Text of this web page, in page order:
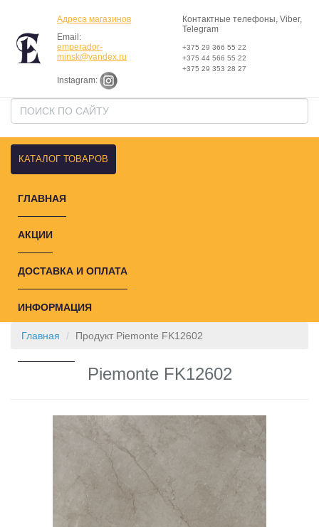
Адреса магазинов
Email:
emperador-
minsk@yandex.ru
Instagram:
Контактные телефоны, Viber,
Telegram
+375 29 366 55 22
+375 44 566 55 22
+375 29 353 28 27
КАТАЛОГ ТОВАРОВ
ГЛАВНАЯ
АКЦИИ
ДОСТАВКА И ОПЛАТА
ИНФОРМАЦИЯ
Главная Продукт Piemonte FK12602
Piemonte FK12602